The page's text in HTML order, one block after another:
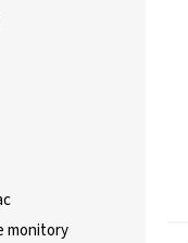
monitory